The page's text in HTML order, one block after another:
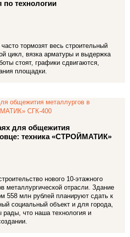
по технологии
тормозят весь строительный
цикл, вязка арматуры и выдержка
стоят, графики сдвигаются,
площадки.
для общежития
техника «СТРОЙМАТИК»
нового 10‑этажного
металлургической отрасли. Здание
558 млн рублей планируют сдать к
социальный объект и для города,
что наша технология и